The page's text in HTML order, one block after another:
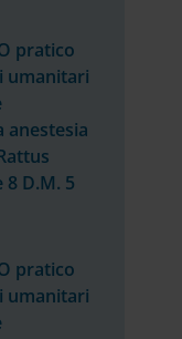
pratico
umanitari
anestesia
D.M. 5
pratico
umanitari